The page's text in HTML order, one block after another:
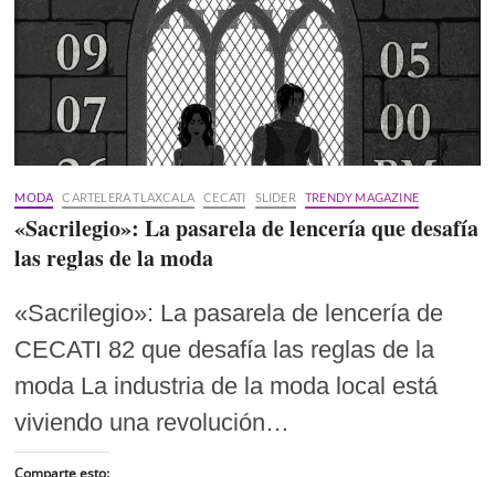
MODA CARTELERA TLAXCALA CECATI SLIDER TRENDY MAGAZINE
«Sacrilegio»: La pasarela de lencería que desafía
las reglas de la moda
«Sacrilegio»: La pasarela de lencería de
CECATI 82 que desafía las reglas de la
moda La industria de la moda local está
viviendo una revolución…
Comparte esto: